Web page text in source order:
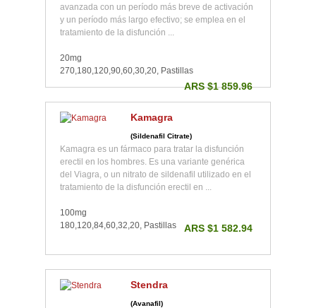
avanzada con un período más breve de activación
y un período más largo efectivo; se emplea en el
tratamiento de la disfunción ...
20mg
270,180,120,90,60,30,20, Pastillas
ARS $1 859.96
Kamagra
(Sildenafil Citrate)
Kamagra es un fármaco para tratar la disfunción
erectil en los hombres. Es una variante genérica
del Viagra, o un nitrato de sildenafil utilizado en el
tratamiento de la disfunción erectil en ...
100mg
180,120,84,60,32,20, Pastillas
ARS $1 582.94
Stendra
(Avanafil)